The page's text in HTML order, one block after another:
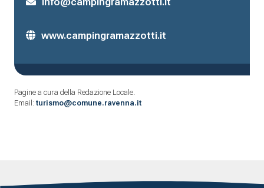
www.campingramazzotti.it
Pagine a cura della Redazione Locale.
Email: turismo@comune.ravenna.it